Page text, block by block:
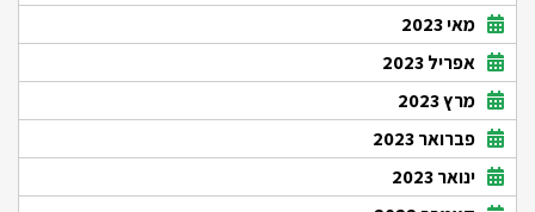
מאי 2023
אפריל 2023
מרץ 2023
פברואר 2023
ינואר 2023